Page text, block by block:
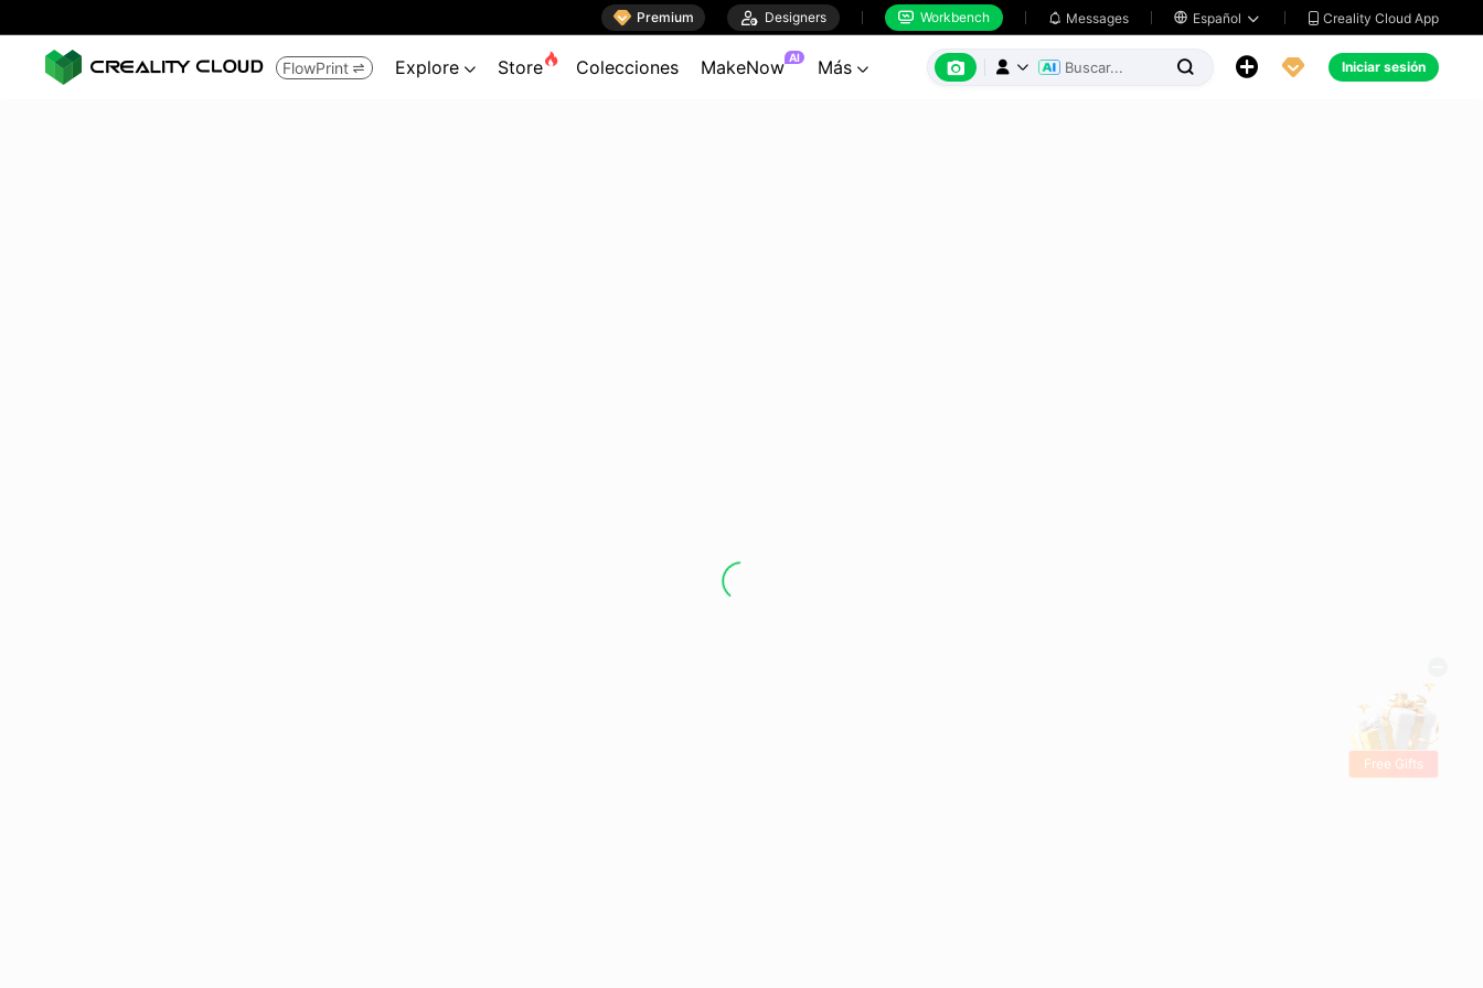
 Premium  Designers  Workbench  Messages  Español   Creality Cloud App
FlowPrint  Explore  Store Colecciones MakeNow AI Más        Iniciar sesión
Free Gifts